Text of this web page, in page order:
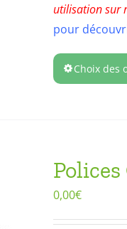
utilisation sur
pour
Choix des
0,00€